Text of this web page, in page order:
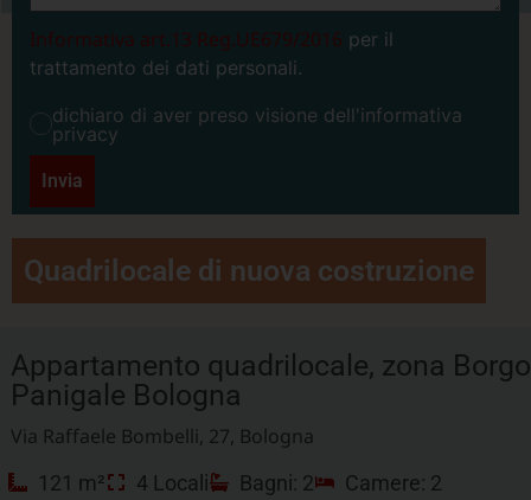
Informativa art.13 Reg.UE679/2016 per il
trattamento dei dati personali.
dichiaro di aver preso visione dell'informativa
privacy
Invia
Quadrilocale di nuova costruzione
Appartamento quadrilocale, zona Borgo
Panigale Bologna
Via Raffaele Bombelli, 27, Bologna
121 m² 4 Locali Bagni: 2
Camere: 2